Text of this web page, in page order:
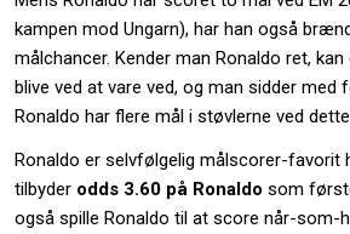
kampen mod Ungarn), har han også
målchancer. Kender man Ronaldo ret,
blive ved at vare ved, og man sidder med
Ronaldo har flere mål i støvlerne ved dette
Ronaldo er selvfølgelig målscorer-favorit
tilbyder odds 3.60 på Ronaldo som
også spille Ronaldo til at score når-som-